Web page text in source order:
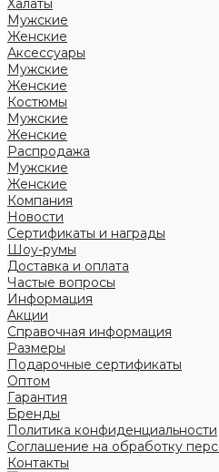
Халаты
Мужские
Женские
Аксессуары
Мужские
Женские
Костюмы
Мужские
Женские
Распродажа
Мужские
Женские
Компания
Новости
Сертификаты и награды
Шоу-румы
Доставка и оплата
Частые вопросы
Информация
Акции
Справочная информация
Размеры
Подарочные сертификаты
Оптом
Гарантия
Бренды
Политика конфиденциальности
Соглашение на обработку
Контакты